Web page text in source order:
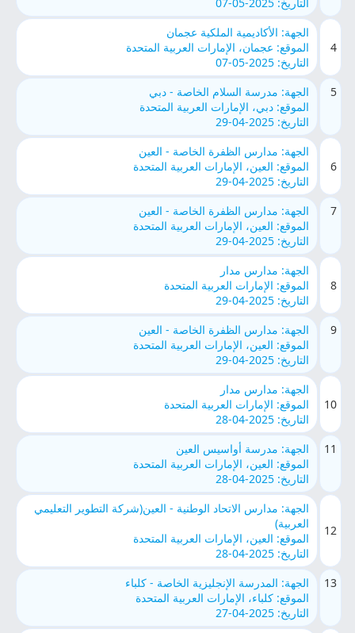
4
الجهة: الأكاديمية الملكية عجمان
الموقع: عجمان، الإمارات العربية المتحدة
التاريخ: 2025-05-07
5
الجهة: مدرسة السلام الخاصة - دبي
الموقع: دبي، الإمارات العربية المتحدة
التاريخ: 2025-04-29
6
الجهة: مدارس الظفرة الخاصة - العين
الموقع: العين، الإمارات العربية المتحدة
التاريخ: 2025-04-29
7
الجهة: مدارس الظفرة الخاصة - العين
الموقع: العين، الإمارات العربية المتحدة
التاريخ: 2025-04-29
8
الجهة: مدارس مدار
الموقع: الإمارات العربية المتحدة
التاريخ: 2025-04-29
9
الجهة: مدارس الظفرة الخاصة - العين
الموقع: العين، الإمارات العربية المتحدة
التاريخ: 2025-04-29
10
الجهة: مدارس مدار
الموقع: الإمارات العربية المتحدة
التاريخ: 2025-04-28
11
الجهة: مدرسة أواسيس العين
الموقع: العين، الإمارات العربية المتحدة
التاريخ: 2025-04-28
12
الجهة: مدارس الاتحاد الوطنية - العين(شركة التطوير التعليمي
العربية)
الموقع: العين، الإمارات العربية المتحدة
التاريخ: 2025-04-28
13
الجهة: المدرسة الإنجليزية الخاصة - كلباء
الموقع: كلباء، الإمارات العربية المتحدة
التاريخ: 2025-04-27